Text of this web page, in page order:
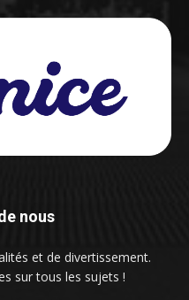
nous
et de divertissement.
sur tous les sujets !